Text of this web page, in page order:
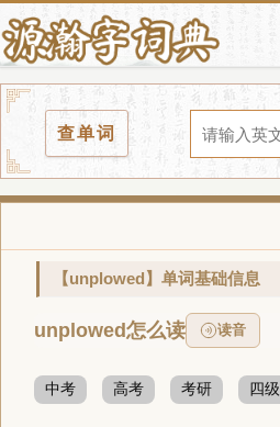
查单词
【unplowed】单词基础信息
unplowed怎么读 读音
中考 高考 考研 四级